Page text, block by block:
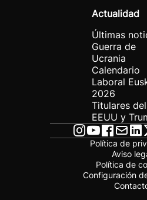
Actualidad
Últimas
Guerra de
Ucrania
Calendario
Laboral
2026
Titulares
EEUU y
Política de
Aviso
Política de
Configuración